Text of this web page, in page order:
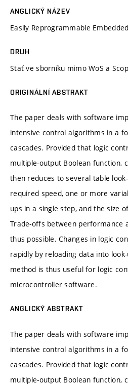
ANGLICKÝ NÁZEV
Easily Reprogrammable
DRUH
Stať ve sborníku mimo WoS a
ORIGINÁLNÍ ABSTRAKT
The paper deals with software
intensive control algorithms in a
cascades. Provided that logic
multiple-output Boolean function,
then reduces to several table
required speed, one or more
ups in a single step, and the size
Trade-offs between performance
thus possible. Changes in logic
rapidly by reloading data into
method is thus useful for logic
microcontroller software.
ANGLICKÝ ABSTRAKT
The paper deals with software
intensive control algorithms in a
cascades. Provided that logic
multiple-output Boolean function,